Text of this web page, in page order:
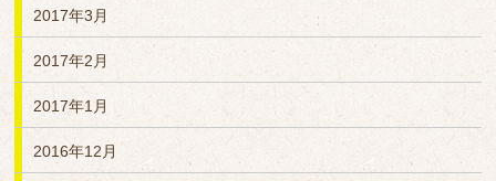
2017年3月
2017年2月
2017年1月
2016年12月